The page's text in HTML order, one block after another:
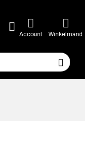
Account Winkelmand